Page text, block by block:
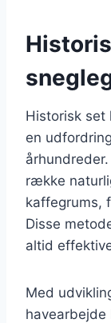
Historisk
en
række
kaffegrums,
Disse
altid
Med
havearbejde